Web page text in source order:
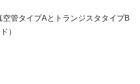
空管タイプAとトランジスタタイプB
）